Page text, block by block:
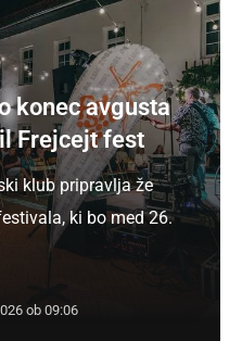
konec avgusta
Frejcejt fest
klub pripravlja že
ki bo med 26.
ob 09:06